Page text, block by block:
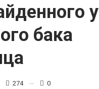
у
бака
274 0